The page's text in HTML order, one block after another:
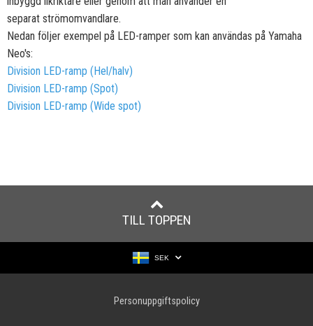
separat strömomvandlare.
Nedan följer exempel på LED-ramper som kan användas på Yamaha
Neo's:
Division LED-ramp (Hel/halv)
Division LED-ramp (Spot)
Division LED-ramp (Wide spot)
TILL TOPPEN
SEK
Personuppgiftspolicy